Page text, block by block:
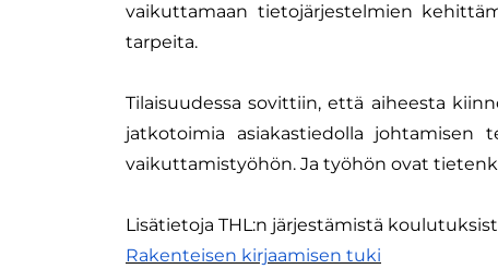
vaikuttamaan tietojärjestelmien
tarpeita.
Tilaisuudessa sovittiin, että aiheesta
jatkotoimia asiakastiedolla johtamisen
vaikuttamistyöhön. Ja työhön ovat
Lisätietoja THL:n järjestämistä
Rakenteisen kirjaamisen tuki